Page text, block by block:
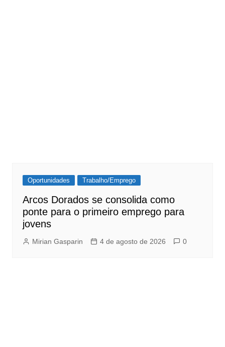
Oportunidades Trabalho/Emprego
Arcos Dorados se consolida como
ponte para o primeiro emprego para
jovens
Mirian Gasparin 4 de agosto de 2026 0